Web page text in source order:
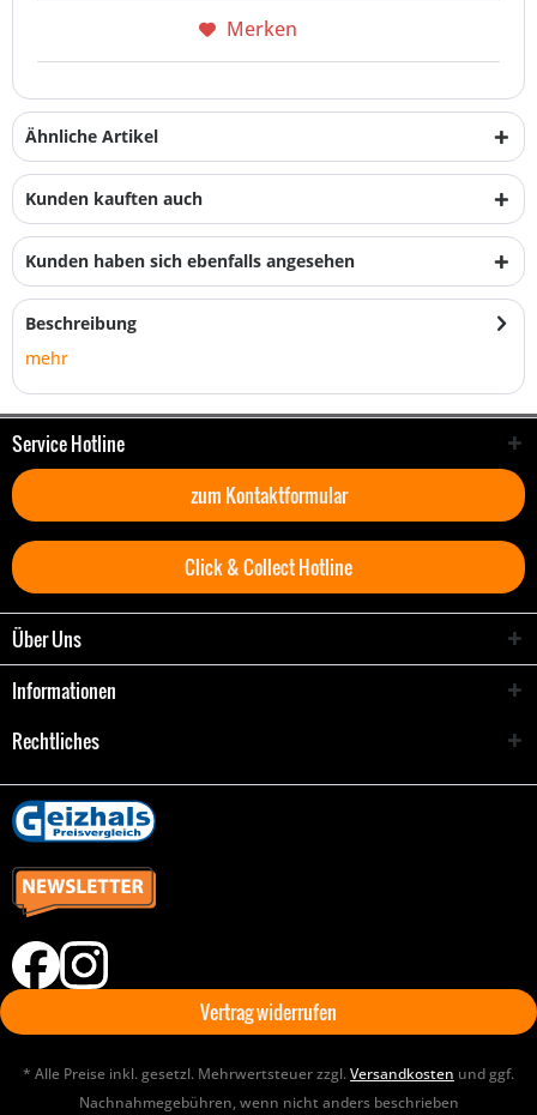
Merken
Ähnliche Artikel
Kunden kauften auch
Kunden haben sich ebenfalls angesehen
Beschreibung
mehr
Service Hotline
zum Kontaktformular
Click & Collect Hotline
Über Uns
Informationen
Rechtliches
Vertrag widerrufen
* Alle Preise inkl. gesetzl. Mehrwertsteuer zzgl.Versandkosten und ggf.
Nachnahmegebühren, wenn nicht anders beschrieben